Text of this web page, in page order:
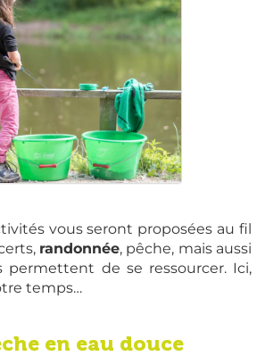
vous seront proposées au fil
randonnée, pêche, mais aussi
permettent de se ressourcer. Ici,
temps…
en eau douce